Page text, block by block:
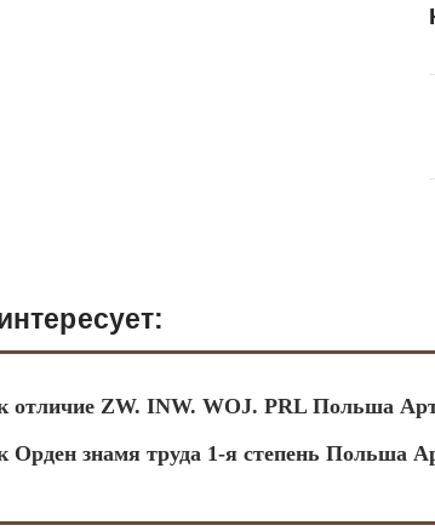
отличие ZW. INW. WOJ. PRL Польша
Орден знамя труда 1-я степень Польша